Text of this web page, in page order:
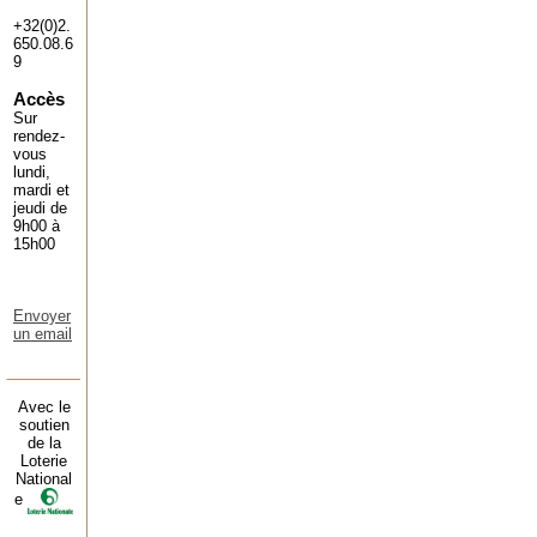
+32(0)2.
650.08.6
9
Accès
Sur
rendez-
vous
lundi,
mardi et
jeudi de
9h00 à
15h00
Envoyer
un email
Avec le
soutien
de la
Loterie
National
e